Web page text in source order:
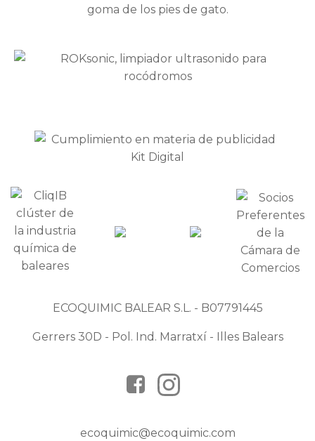
goma de los pies de gato.
ECOQUIMIC BALEAR S.L. - B07791445
Gerrers 30D - Pol. Ind. Marratxí - Illes Balears
ecoquimic@ecoquimic.com